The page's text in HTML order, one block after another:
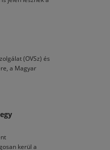
félévében
– még öt
indít a Libri
Nagydíjat
(OVSz) és
a Magyar
kerül a